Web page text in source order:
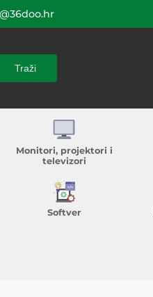
Traži
Traži
Monitori, projektori i
televizori
Softver